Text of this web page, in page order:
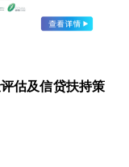
估及信贷扶持策